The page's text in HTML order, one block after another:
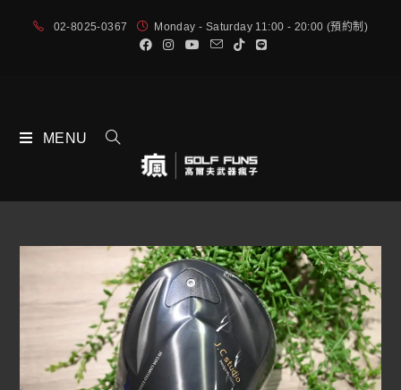
02-8025-0367 Monday - Saturday 11:00 - 20:00 (預約制)
MENU